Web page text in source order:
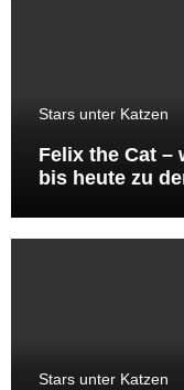
Stars unter Katzen
Felix the Cat –
bis heute zu
Stars unter Katzen